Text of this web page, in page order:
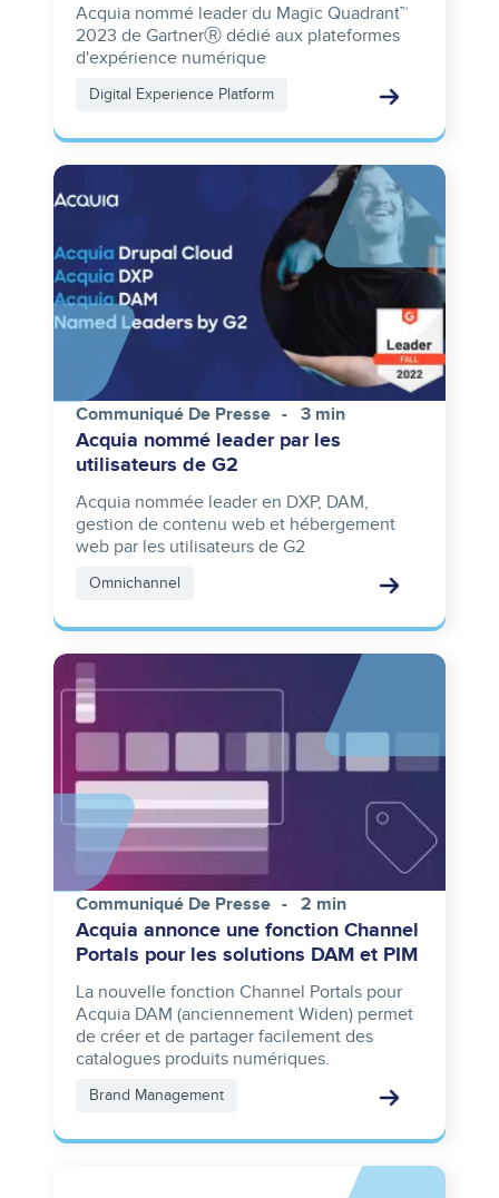
Acquia nommé leader du Magic Quadrant™
2023 de GartnerⓇ dédié aux plateformes
d'expérience numérique
Digital Experience Platform
Image
Communiqué De Presse 3 min
Acquia nommé leader par les
utilisateurs de G2
Acquia nommée leader en DXP, DAM,
gestion de contenu web et hébergement
web par les utilisateurs de G2
Omnichannel
Image
Communiqué De Presse 2 min
Acquia annonce une fonction Channel
Portals pour les solutions DAM et PIM
La nouvelle fonction Channel Portals pour
Acquia DAM (anciennement Widen) permet
de créer et de partager facilement des
catalogues produits numériques.
Brand Management